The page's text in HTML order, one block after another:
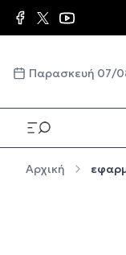
Παράκαμψη προς το
Παρασκευή 07/
Αρχική